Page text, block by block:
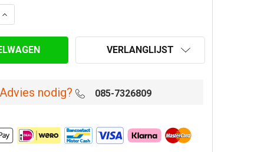
VAN MUURBEUGEL VERSTELBAAR 21-30 CM Ø 80
VERHOOG AANTAL VAN MUURBEUGEL VERSTELBAAR 21-
VERLANGLIJST
Advies nodig? 085-7326809